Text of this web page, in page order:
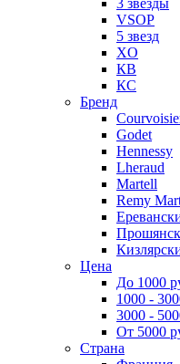
VSOP
5 звезд
XO
КВ
КС
Бренд
Godet
Hennessy
Lheraud
Martell
Remy
Цена
До 1000
1000 -
3000 -
От 5000
Страна